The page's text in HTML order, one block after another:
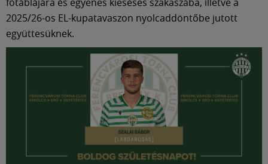
2025/26-os EL-kupatavaszon nyolcaddöntőbe jutott
együttesüknek.